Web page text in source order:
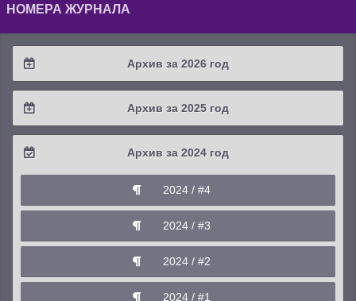
НОМЕРА ЖУРНАЛА
Архив за 2026 год
2026 / #2
2026 / #1
Архив за 2025 год
2025 / #4
2025 / #3
2025 / #2
2025 / #1
Архив за 2024 год
2024 / #4
2024 / #3
2024 / #2
2024 / #1